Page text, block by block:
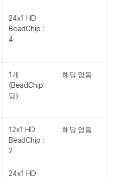
24x1 HD
BeadChip :
4
1개
(BeadChip
당)
해당 없음
12x1 HD
BeadChip :
2
24x1 HD
해당 없음